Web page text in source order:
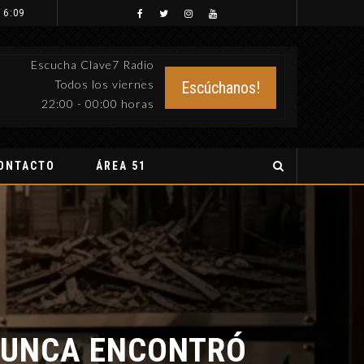
6:09
Escucha Clave7 Radio
Todos los viernes
22:00 - 00:00 horas
Escúchanos!
ÁREA 51
ENCONTRÓ